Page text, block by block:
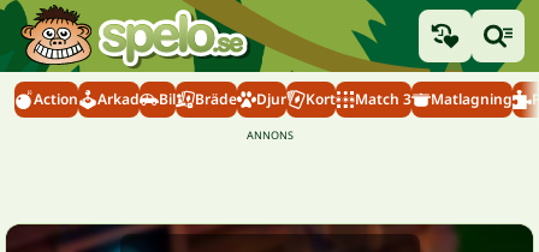
Action Arkad Bil Bräde Djur Kort Match 3 Matlagning